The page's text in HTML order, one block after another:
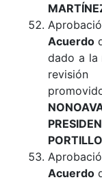
Acuerdo
dado a la
revisión
PORTILLO
Acuerdo